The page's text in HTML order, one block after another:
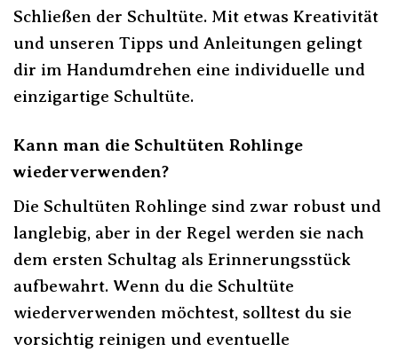
Schließen der Schultüte. Mit etwas Kreativität
und unseren Tipps und Anleitungen gelingt
dir im Handumdrehen eine individuelle und
einzigartige Schultüte.
Kann man die Schultüten Rohlinge
wiederverwenden?
Die Schultüten Rohlinge sind zwar robust und
langlebig, aber in der Regel werden sie nach
dem ersten Schultag als Erinnerungsstück
aufbewahrt. Wenn du die Schultüte
wiederverwenden möchtest, solltest du sie
vorsichtig reinigen und eventuelle